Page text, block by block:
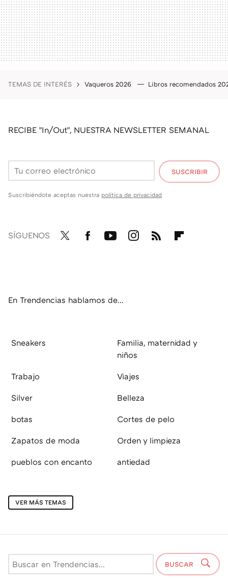
TEMAS DE INTERÉS Vaqueros 2026 Libros recomendados
RECIBE "In/Out", NUESTRA NEWSLETTER SEMANAL
SUSCRIBIR
Suscribiéndote aceptas nuestra política de privacidad
SÍGUENOS
En Trendencias hablamos de...
Sneakers
Familia, maternidad y
niños
Trabajo Viajes
Silver Belleza
botas Cortes de pelo
Zapatos de moda Orden y limpieza
pueblos con encanto antiedad
VER MÁS TEMAS
BUSCAR